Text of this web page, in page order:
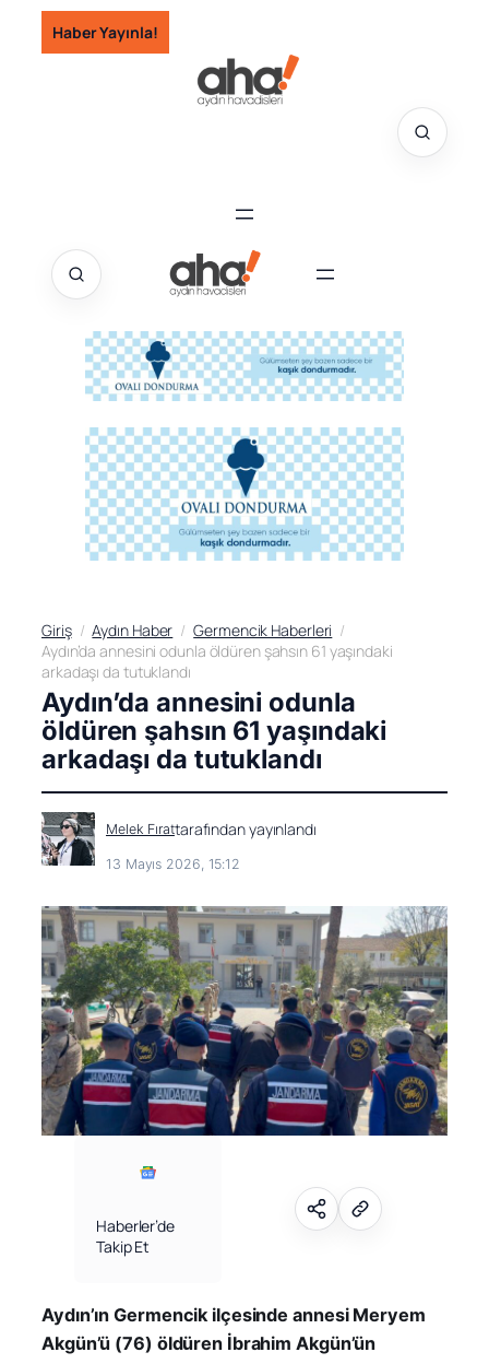
İçeriğe
geç
Haber Yayınla!
Giriş Aydın Haber
Germencik Haberleri
Aydın’da annesini odunla öldüren şahsın 61 yaşındaki
arkadaşı da tutuklandı
Aydın’da annesini odunla
öldüren şahsın 61 yaşındaki
arkadaşı da tutuklandı
Melek Fırattarafından yayınlandı
13 Mayıs 2026, 15:12
Haberler’de
Takip Et
Aydın’ın Germencik ilçesinde annesi Meryem
Akgün’ü (76) öldüren İbrahim Akgün’ün